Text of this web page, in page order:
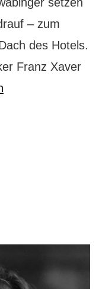
– zum
des Hotels.
Franz Xaver